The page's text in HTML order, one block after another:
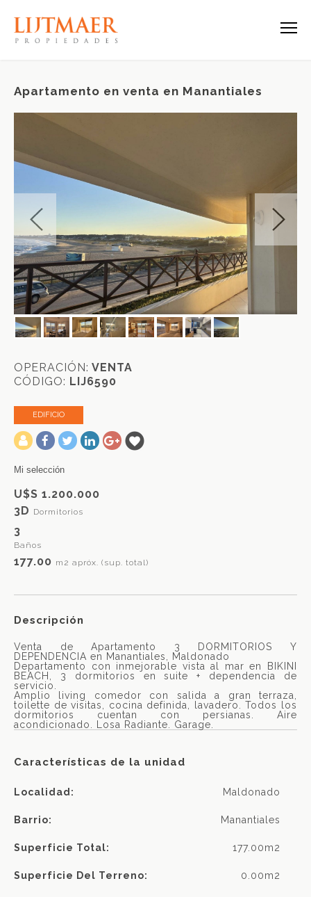
Apartamento en venta en Manantiales
OPERACIÓN: VENTA
CÓDIGO: LIJ6590
EDIFICIO
-
Mi selección
U$S 1.200.000
3D Dormitorios
3
Baños
177.00 m2 apróx. (sup. total)
Descripción
Venta de Apartamento 3 DORMITORIOS Y
DEPENDENCIA en Manantiales, Maldonado
Departamento con inmejorable vista al mar en BIKINI
BEACH, 3 dormitorios en suite + dependencia de
servicio.
Amplio living comedor con salida a gran terraza,
toilette de visitas, cocina definida, lavadero. Todos los
dormitorios cuentan con persianas. Aire
acondicionado. Losa Radiante. Garage.
Características de la unidad
Localidad: Maldonado
Barrio: Manantiales
Superficie Total: 177.00m2
Superficie Del Terreno: 0.00m2